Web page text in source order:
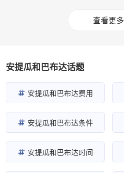
查看更多
安提瓜和巴布达话题
安提瓜和巴布达费用
安提瓜和巴布达条件
安提瓜和巴布达时间